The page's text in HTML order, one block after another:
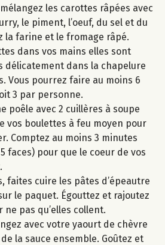
les carottes râpées avec
le piment, l’oeuf, du sel et du
la farine et le fromage râpé.
dans vos mains elles sont
délicatement dans la chapelure
Vous pourrez faire au moins 6
3 par personne.
poêle avec 2 cuillères à soupe
vos boulettes à feu moyen pour
Comptez au moins 3 minutes
faces) pour que le coeur de vos
faites cuire les pâtes d’épeautre
le paquet. Égouttez et rajoutez
ne pas qu’elles collent.
avec votre yaourt de chèvre
la sauce ensemble. Goûtez et